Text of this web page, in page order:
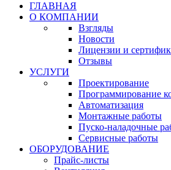
ГЛАВНАЯ
О КОМПАНИИ
Взгляды
Новости
Лицензии и
Отзывы
УСЛУГИ
Проектирование
Программирование
Автоматизация
Монтажные работы
Пуско-наладочные
Сервисные работы
ОБОРУДОВАНИЕ
Прайс-листы